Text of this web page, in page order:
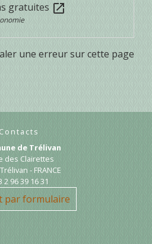
gratuites open_in_new
une erreur sur cette page
Contacts
de Trélivan
des Clairettes
- FRANCE
2 96 39 16 31
par formulaire